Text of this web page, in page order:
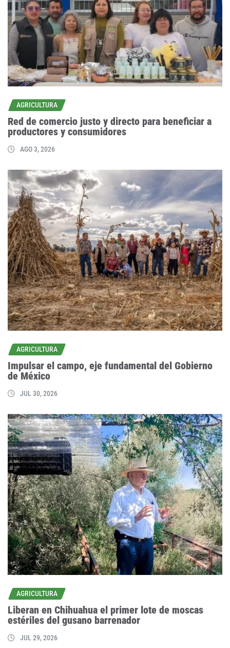
AGRICULTURA
Red de comercio justo y directo para beneficiar a
productores y consumidores
AGO 3, 2026
AGRICULTURA
Impulsar el campo, eje fundamental del Gobierno
de México
JUL 30, 2026
AGRICULTURA
Liberan en Chihuahua el primer lote de moscas
estériles del gusano barrenador
JUL 29, 2026